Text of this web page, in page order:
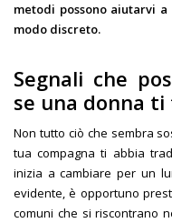
metodi possono aiutarvi
modo discreto.
Segnali che
se una donna
Non tutto ciò che sembra
tua compagna ti abbia
inizia a cambiare per un
evidente, è opportuno
comuni che si riscontrano